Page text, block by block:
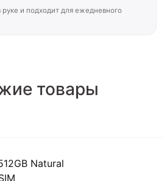
и подходит для ежедневного
товары